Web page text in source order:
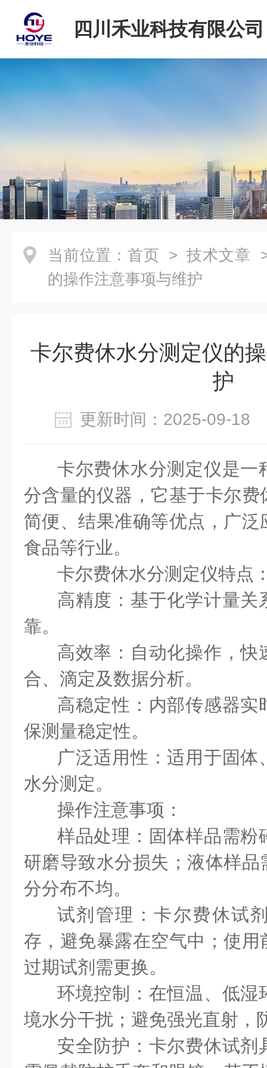
四川禾业科技有限公司
当前位置： 首页 > 技术文章
的操作注意事项与维护
卡尔费休水分测定仪的
护
更新时间：2025-09-
卡尔费休水分测定仪是一
分含量的仪器，它基于卡尔
简便、结果准确等优点，广
食品等行业。
卡尔费休水分测定仪特点
高精度：基于化学计量关
靠。
高效率：自动化操作，快
合、滴定及数据分析。
高稳定性：内部传感器实
保测量稳定性。
广泛适用性：适用于固体
水分测定。
操作注意事项：
样品处理：固体样品需粉
研磨导致水分损失；液体样
分分布不均。
试剂管理：卡尔费休试
存，避免暴露在空气中；使
过期试剂需更换。
环境控制：在恒温、低湿
境水分干扰；避免强光直射，
安全防护：卡尔费休试剂